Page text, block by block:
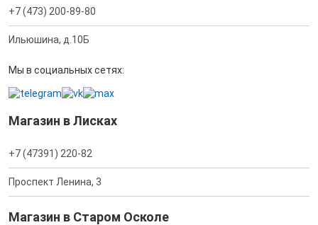
+7 (473) 200-89-80
Ильюшина, д.10Б
Мы в социальных сетях:
Магазин в Лисках
+7 (47391) 220-82
Проспект Ленина, 3
Магазин в Старом Осколе